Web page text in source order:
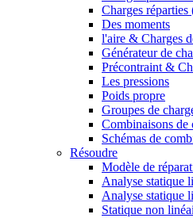
Charges
Des moments
l'aire & Charges
Générateur de
Précontraint &
Les pressions
Poids propre
Groupes de
Combinaisons de
Schémas de
Résoudre
Modèle de
Analyse statique
Analyse statique
Statique non